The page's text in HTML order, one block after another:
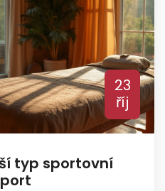
23
říj
typ sportovní